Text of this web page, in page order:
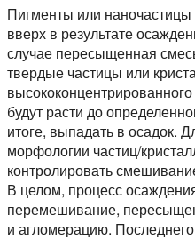
Пигменты или наночастицы
вверх в результате
случае пересыщенная
твердые частицы или
будут расти до
итоге, выпадать в осадок.
морфологии частиц/
контролировать
В целом, процесс
перемешивание,
и агломерацию.